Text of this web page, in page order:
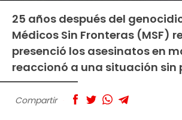
25 años después del
Médicos Sin Fronteras (MSF)
presenció los asesinatos en
reaccionó a una situación sin
Compartir